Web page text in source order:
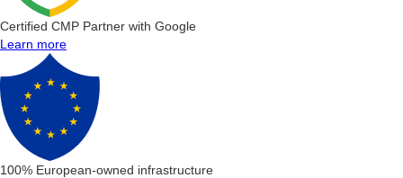
Certified CMP Partner with Google
Learn more
100% European-owned infrastructure